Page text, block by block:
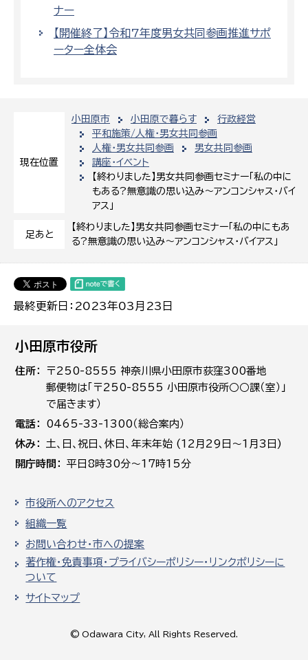
現在位置
小田原市 小田原で暮らす
行政経営
平和施策/人権・男女共同参画
人権・男女共同参画
男女共同参画
講座・イベント
【終わりました】男女共同参画セミナー「私の中に
もある?無意識の思い込み〜アンコンシャス・バイ
アス」
足あと
【終わりました】男女共同参画セミナー「私の中にもあ
る?無意識の思い込み〜アンコンシャス・バイアス」
最終更新日：2023年03月23日
ナー
【開催終了】令和7年度男女共同参画推進サポ
ーター全体会
小田原市役所
住所
〒250-8555 神奈川県小田原市荻窪300番地
郵便物は「〒250-8555 小田原市役所○○課（室）」
で届きます）
電話
0465-33-1300（総合案内）
休み
土､日､祝日、休日、年末年始 (12月29日～1月3日)
開庁時間
平日8時30分～17時15分
市役所へのアクセス
組織一覧
お問い合わせ・市への提案
著作権・免責事項・プライバシーポリシー・リンクポリシーに
ついて
サイトマップ
© Odawara City, All Rights Reserved.